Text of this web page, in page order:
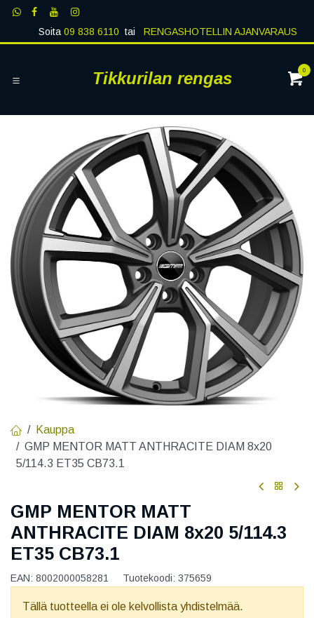
Siirry sisältöön
Soita09 838 6110 tai RENGASHOTELLIN AJANVARAUS
Tikkurilan rengas 0
Kauppa
GMP MENTOR MATT ANTHRACITE DIAM 8x20
5/114.3 ET35 CB73.1
GMP MENTOR MATT
ANTHRACITE DIAM 8x20 5/114.3
ET35 CB73.1
EAN: 8002000058281 Tuotekoodi: 375659
Tällä tuotteella ei ole kelvollista yhdistelmää.